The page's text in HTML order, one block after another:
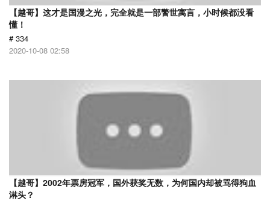
【越哥】这才是国漫之光，完全就是一部警世寓言，小时候都没看
懂！
# 334
2020-10-08 02:58
【越哥】2002年票房冠军，国外获奖无数，为何国内却被骂得狗血
淋头？